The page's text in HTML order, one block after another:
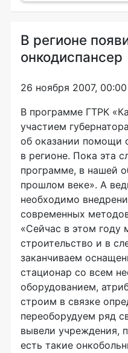
В регионе
онкодиспансер
26 ноября 2007, 00:00
В программе ГТРК
участием
об оказании помощи
в регионе. Пока эта
программе, в нашей
прошлом веке». А
необходимо
современных
«Сейчас в этом году
строительство и в
заканчиваем
стационар со всем
оборудованием,
строим в связке
переоборудуем ряд
вывели учреждения,
есть такие